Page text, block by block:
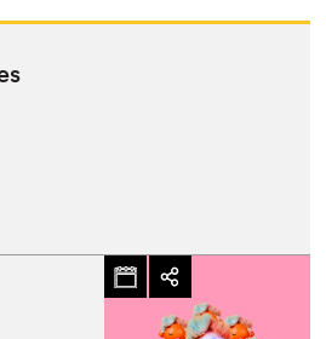
vous?